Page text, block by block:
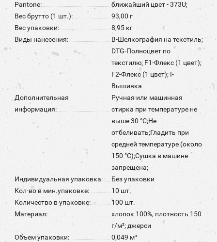
Pantone:
ближайший цвет - 373U;
Вес брутто (1 шт.):
93,00 г
Вес упаковки:
8,95 кг
Виды нанесения:
B-Шелкография на текстиль;
DTG-Полноцвет по
текстилю; F1-Флекс (1 цвет);
F2-Флекс (1 цвет); I-
Вышивка
Дополнительная
информация:
Ручная или машинная
стирка при температуре не
выше 30 °C;Не
отбеливать;Гладить при
средней температуре (около
150 °С);Сушка в машине
запрещена;
Индивидуальная упаковка:
Без упаковки
Кол-во в мин.упаковке:
10 шт.
Количество в упаковке:
100 шт.
Материал:
хлопок 100%, плотность 150
г/м²; джерси
Объем упаковки:
0,049 м³